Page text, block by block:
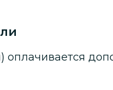
оплачивается